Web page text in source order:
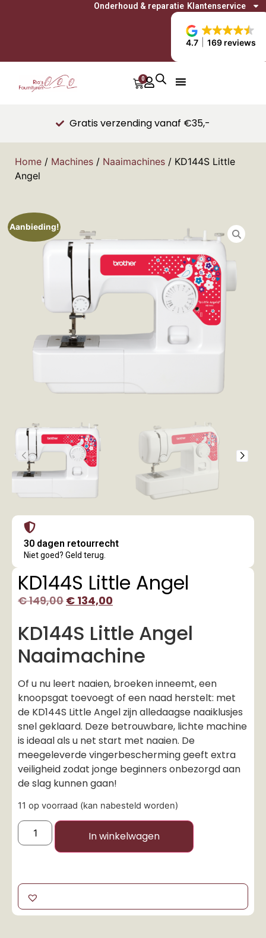
4.7 169 reviews
Onderhoud & reparatie Klantenservice
0
Gratis verzending vanaf €35,-
Home / Machines / Naaimachines / KD144S Little
Angel
Aanbieding!
30 dagen retourrecht
Niet goed? Geld terug.
KD144S Little Angel
€149,00 € 134,00
KD144S Little Angel
Naaimachine
Of u nu leert naaien, broeken inneemt, een
knoopsgat toevoegt of een naad herstelt: met
de KD144S Little Angel zijn alledaagse naaiklusjes
snel geklaard. Deze betrouwbare, lichte machine
is ideaal als u net start met naaien. De
meegeleverde vingerbescherming geeft extra
veiligheid zodat jonge beginners onbezorgd aan
de slag kunnen gaan!
11 op voorraad (kan nabesteld worden)
In winkelwagen